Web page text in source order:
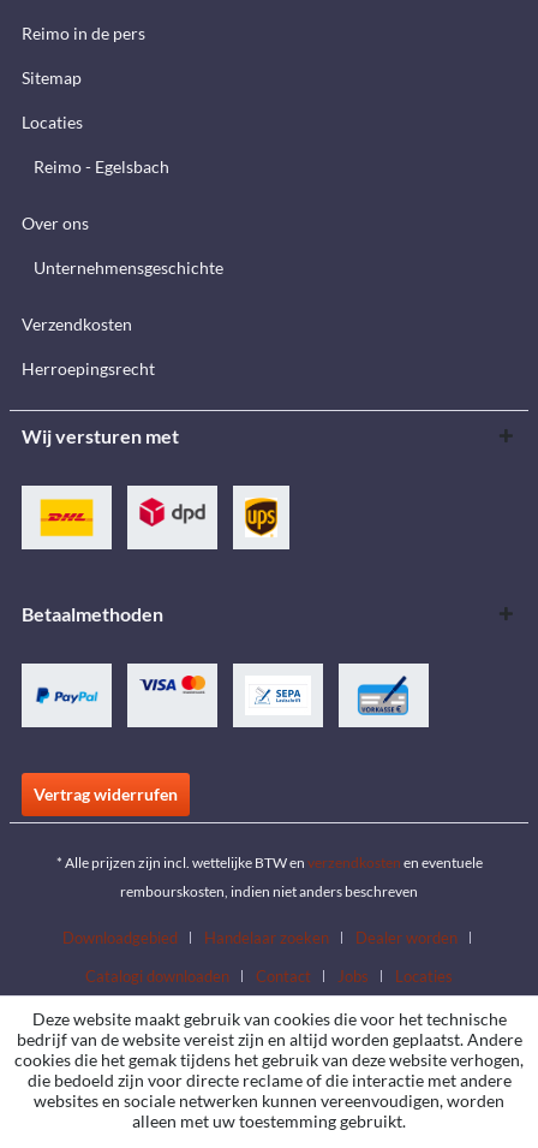
Reimo in de pers
Sitemap
Locaties
Reimo - Egelsbach
Over ons
Unternehmensgeschichte
Verzendkosten
Herroepingsrecht
Wij versturen met
Betaalmethoden
Vertrag widerrufen
* Alle prijzen zijn incl. wettelijke BTW en verzendkosten en eventuele
rembourskosten, indien niet anders beschreven
Downloadgebied Handelaar zoeken
Dealer worden
Catalogi downloaden
Contact Jobs Locaties
Deze website maakt gebruik van cookies die voor het technische
bedrijf van de website vereist zijn en altijd worden geplaatst. Andere
cookies die het gemak tijdens het gebruik van deze website verhogen,
die bedoeld zijn voor directe reclame of die interactie met andere
websites en sociale netwerken kunnen vereenvoudigen, worden
alleen met uw toestemming gebruikt.